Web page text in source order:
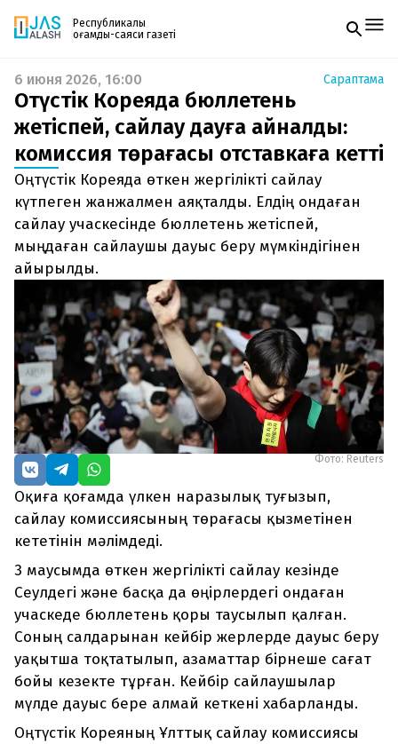
Республикалық
қоғамдық-саяси газеті
Жаңалықтар
Спорт
Live
Руханият
Аймақ
Архив
Заң және тәртіп
Редакциямен байланыс
+7 708 604 51 06
Жарнама бөлімі
+7 701 220 64 52
zhasalash100@gmail.com
Газетке жазылу
PDF форматтағы газетті ай сайын электронды
поштаңызға алып отырыңыз. Жаңа нөмір
шыққан сәтте сізге бірден жіберіледі. Тек email
енгізіңіз, біз қалғанын өзіміз жібереміз.
6 июня 2026, 16:00 Сараптама
Оңтүстік Кореяда бюллетень
жетіспей, сайлау дауға айналды:
комиссия төрағасы отставкаға кетті
Оңтүстік Кореяда өткен жергілікті сайлау
күтпеген жанжалмен аяқталды. Елдің ондаған
сайлау учаскесінде бюллетень жетіспей,
мыңдаған сайлаушы дауыс беру мүмкіндігінен
айырылды.
Фото: Reuters
Оқиға қоғамда үлкен наразылық туғызып,
сайлау комиссиясының төрағасы қызметінен
кететінін мәлімдеді.
3 маусымда өткен жергілікті сайлау кезінде
Сеулдегі және басқа да өңірлердегі ондаған
учаскеде бюллетень қоры таусылып қалған.
Соның салдарынан кейбір жерлерде дауыс беру
уақытша тоқтатылып, азаматтар бірнеше сағат
бойы кезекте тұрған. Кейбір сайлаушылар
мүлде дауыс бере алмай кеткені хабарланды.
Оңтүстік Кореяның Ұлттық сайлау комиссиясы